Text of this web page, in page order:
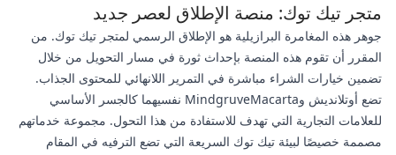
متجر تيك توك: منصة الإطلاق لعصر جديد
جوهر هذه المغامرة البرازيلية هو الإطلاق الرسمي لمتجر تيك توك. من
المقرر أن تقوم هذه المنصة بإحداث ثورة في مسار التحويل من خلال
تضمين خيارات الشراء مباشرة في التمرير اللانهائي للمحتوى الجذاب.
تضع أوتلانديش وMindgruveMacarta نفسيهما كالجسر الأساسي
للعلامات التجارية التي تهدف للاستفادة من هذا التحول. مجموعة خدماتهم
مصممة خصيصًا لبيئة تيك توك السريعة التي تضع الترفيه في المقام